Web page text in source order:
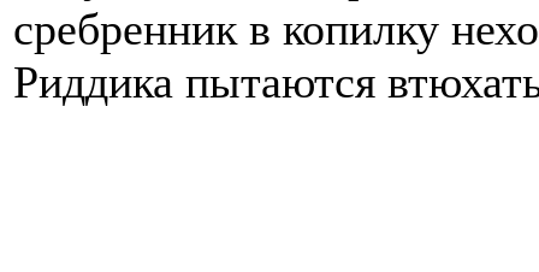
сребренник в копилку
Риддика пытаются